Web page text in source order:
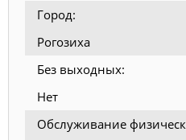
Город:
Рогозиха
Без выходных:
Нет
Обслуживание